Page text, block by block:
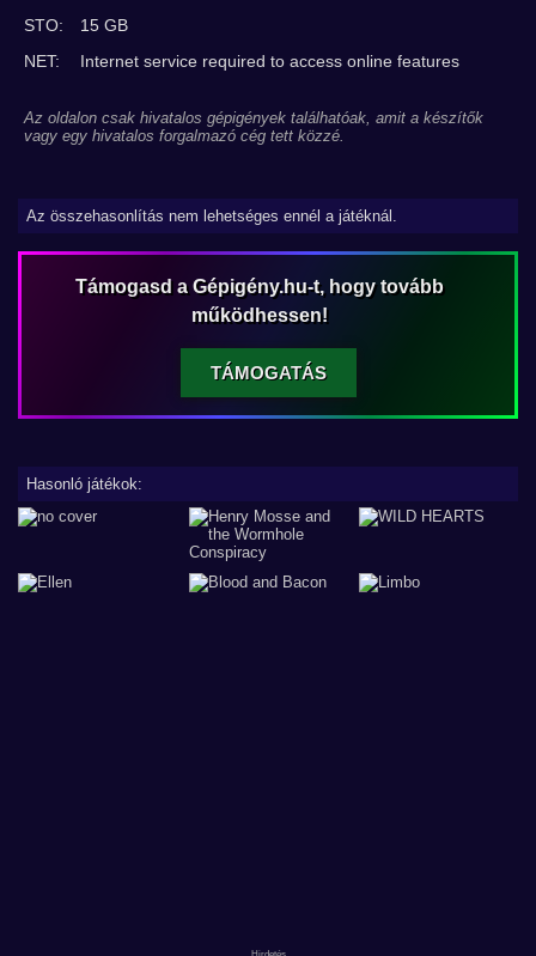
STO:
15 GB
NET:
Internet service required to access online features
Az oldalon csak hivatalos gépigények találhatóak, amit a készítők
vagy egy hivatalos forgalmazó cég tett közzé.
Az összehasonlítás nem lehetséges ennél a játéknál.
Támogasd a Gépigény.hu-t, hogy tovább
működhessen!
TÁMOGATÁS
Hasonló játékok: